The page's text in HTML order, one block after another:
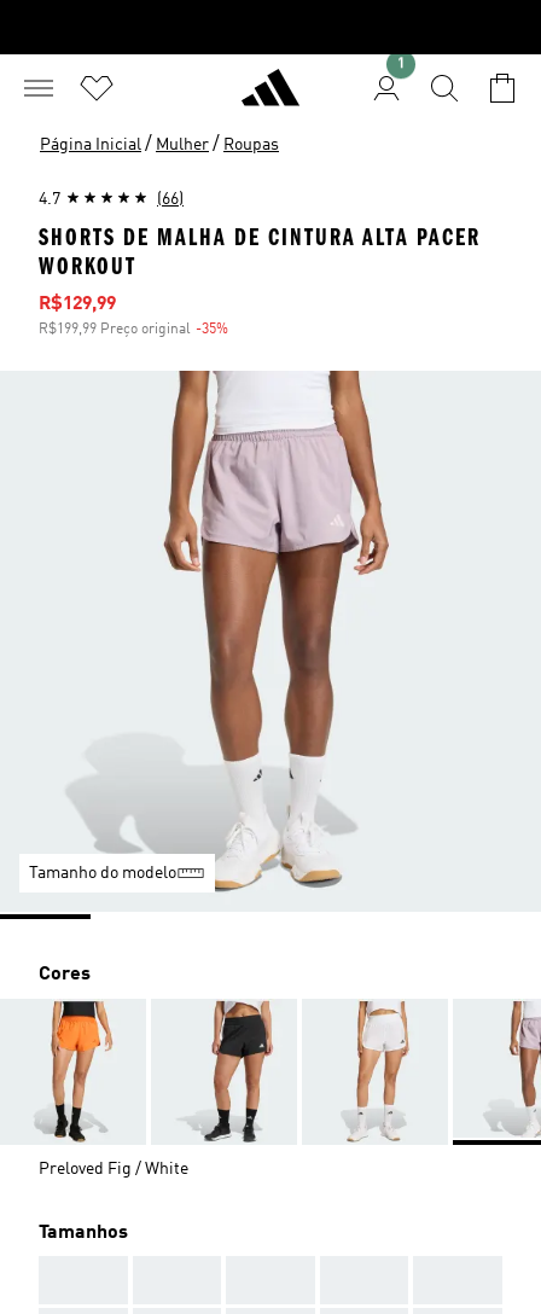
1
Página Inicial / Mulher / Roupas
4.7 (66)
SHORTS DE MALHA DE CINTURA ALTA PACER
WORKOUT
Preço com desconto
R$129,99
R$199,99 Preço original -35%
Tamanho do modelo
Cores
Preloved Fig / White
Tamanhos